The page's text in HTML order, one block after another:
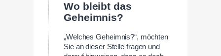
Wo bleibt das
Geheimnis?
„Welches Geheimnis?“, möchten
Sie an dieser Stelle fragen und